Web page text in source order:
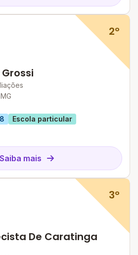
2º
Escola particular
Saiba mais
3º
De Caratinga